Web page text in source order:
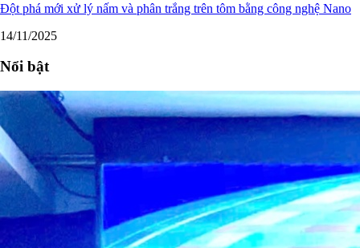
Đột phá mới xử lý nấm và phân trắng trên tôm bằng công nghệ Nano
14/11/2025
Nổi bật